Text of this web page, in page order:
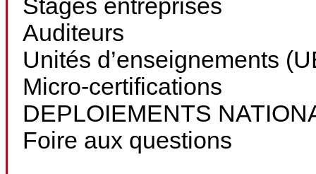
Stages entreprises
Auditeurs
Unités d’enseignements
Micro-certifications
DEPLOIEMENTS
Foire aux questions